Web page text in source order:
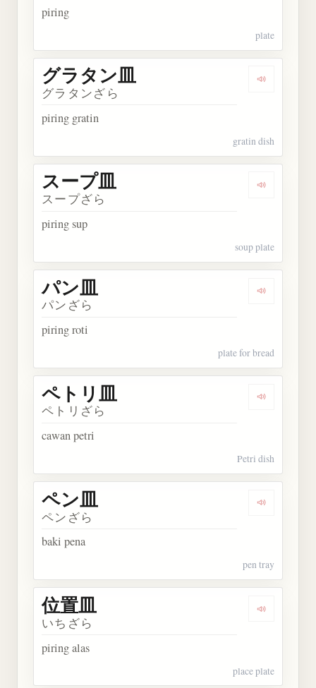
piring
plate
Dengarkan
グラタン皿
グラタンざら
piring gratin
gratin dish
Dengarkan
スープ皿
スープざら
piring sup
soup plate
Dengarkan
パン皿
パンざら
piring roti
plate for bread
Dengarkan
ペトリ皿
ペトリざら
cawan petri
Petri dish
Dengarkan
ペン皿
ペンざら
baki pena
pen tray
Dengarkan
位置皿
いちざら
piring alas
place plate